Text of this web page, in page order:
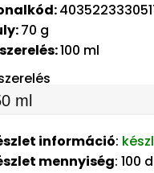
70 g
100 ml
információ:
mennyiség: 100